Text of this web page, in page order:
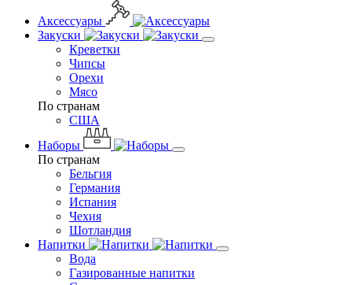
Аксессуары
Закуски
Креветки
Чипсы
Орехи
Мясо
По странам
США
Наборы
По странам
Бельгия
Германия
Испания
Чехия
Шотландия
Напитки
Вода
Газированные напитки